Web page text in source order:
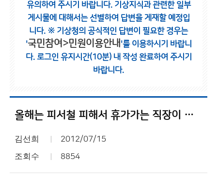
유의하여 주시기 바랍니다. 기상지식과 관련한 일부
게시물에 대해서는 선별하여 답변을 게재할 예정입
니다. ※ 기상청의 공식적인 답변이 필요한 경우는
'국민참여>민원이용안내 '를 이용하시기 바랍니
다. 로그인 유지시간(10분) 내 작성 완료하여 주시기
바랍니다.
올해는 피서철 피해서 휴가가는 직장이 많다고 하던데
김선희 2012/07/15
조회수 8854